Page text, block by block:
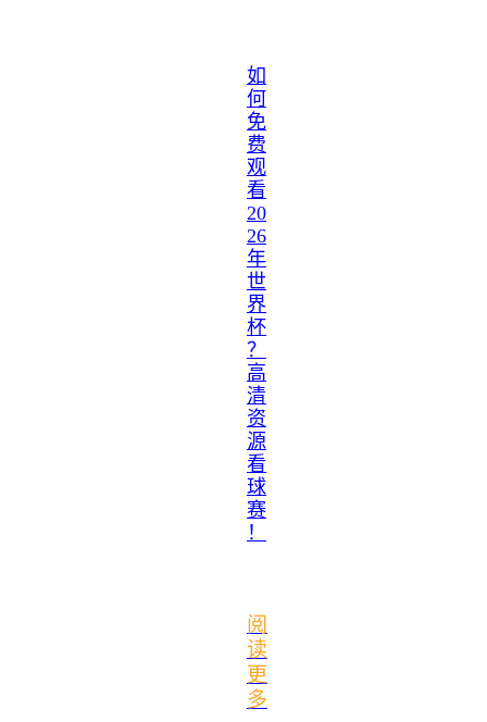
如
何
免
费
观
看
20
26
年
世
界
杯
？
高
清
资
源
看
球
赛
！
阅
读
更
多